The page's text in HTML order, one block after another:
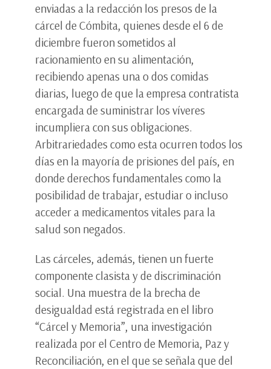
enviadas a la redacción los presos de la
cárcel de Cómbita, quienes desde el 6 de
diciembre fueron sometidos al
racionamiento en su alimentación,
recibiendo apenas una o dos comidas
diarias, luego de que la empresa contratista
encargada de suministrar los víveres
incumpliera con sus obligaciones.
Arbitrariedades como esta ocurren todos los
días en la mayoría de prisiones del país, en
donde derechos fundamentales como la
posibilidad de trabajar, estudiar o incluso
acceder a medicamentos vitales para la
salud son negados.
Las cárceles, además, tienen un fuerte
componente clasista y de discriminación
social. Una muestra de la brecha de
desigualdad está registrada en el libro
“Cárcel y Memoria”, una investigación
realizada por el Centro de Memoria, Paz y
Reconciliación, en el que se señala que del